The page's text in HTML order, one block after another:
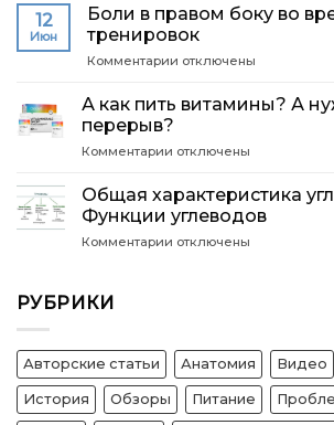
тепловая
обработка
точки
диетологии
+
таурин
12
Июн
Боли в правом боку во
тренировок
Комментарии к
в
боку
время
тренировок
отключены
А как пить витамины? А
перерыв?
Комментарии к
как
пить
витамины?
отключены
Общая характеристика
Функции углеводов
Комментарии к
углеводов
отключены
РУБРИКИ
Авторские статьи Анатомия Видео
История Обзоры Питание